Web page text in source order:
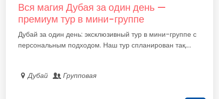
Вся магия Дубая за один день —
премиум тур в мини-группе
Дубай за один день: эксклюзивный тур в мини-группе с
персональным подходом. Наш тур спланирован так,...
Дубай Групповая